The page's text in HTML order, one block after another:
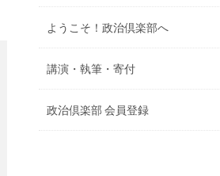
ようこそ！政治倶楽部へ
講演・執筆・寄付
政治倶楽部 会員登録